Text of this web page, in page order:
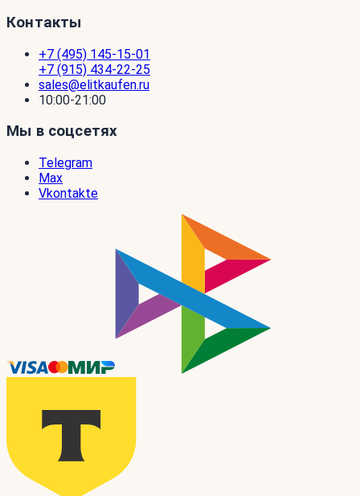
Контакты
+7 (495) 145-15-01
+7 (915) 434-22-25
sales@elitkaufen.ru
10:00-21:00
Мы в соцсетях
Telegram
Max
Vkontakte